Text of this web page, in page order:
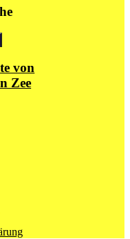
von
Zee